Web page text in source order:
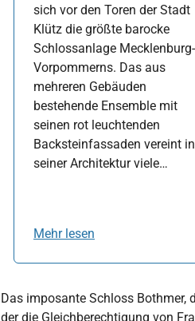
sich vor den Toren der Stadt
Klütz die größte barocke
Schlossanlage Mecklenburg-
Vorpommerns. Das aus
mehreren Gebäuden
bestehende Ensemble mit
seinen rot leuchtenden
Backsteinfassaden vereint in
seiner Architektur viele…
Mehr lesen
Das imposante Schloss Bothmer,
der die Gleichberechtigung von